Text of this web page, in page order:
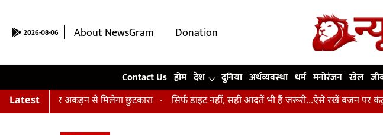
2026-08-06 About NewsGram
Donation
Contact Us होम देश दुनिया अर्थव्यवस्था धर्म मनोरंजन खेल
Latest
और अकड़न से मिलेगा छुटकारा सिर्फ डाइट नहीं, सही आदतें भी हैं जरूरी...ऐसे रखें वजन पर कंट्रोल और रहें